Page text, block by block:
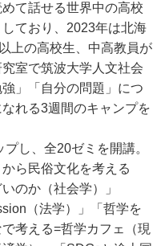
て話せる世界中の高校
ており、2023年は北海
上の高校生、中高教員が
室で筑波大学人文社会
」「自分の問題」につ
れる3週間のキャンプを
し、全20ゼミを開講。
ら民俗文化を考える
のか（社会学）」
（法学）」「哲学を
考える=哲学カフェ（現